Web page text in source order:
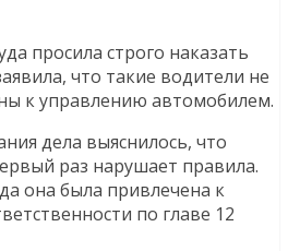
просила строго наказать
что такие водители не
к управлению автомобилем.
дела выяснилось, что
раз нарушает правила.
она была привлечена к
по главе 12